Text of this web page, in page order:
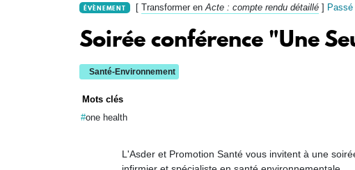
ÉVÈNEMENT [Transformer enActe : compte rendu détaillé ] Passé
Soirée conférence "Une
Santé-Environnement
Mots clés
one health
L'Asder et Promotion Santé vous invitent à une